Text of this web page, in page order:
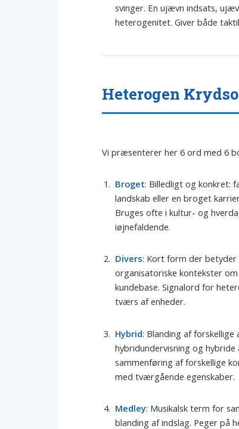
svinger. En ujævn indsats,
heterogenitet. Giver både
Heterogen
Vi præsenterer her 6 ord med 6
Broget: Billedligt og konkret:
landskab eller en broget
Bruges ofte i kultur- og
iøjnefaldende.
Divers: Kort form der betyder
organisatoriske kontekster
kundebase. Signalord for
tværs af enheder.
Hybrid: Blanding af
hybridundervisning og
sammenføring af forskellige
med tværgående egenskaber.
Medley: Musikalsk term for
blanding af indslag. Peger på